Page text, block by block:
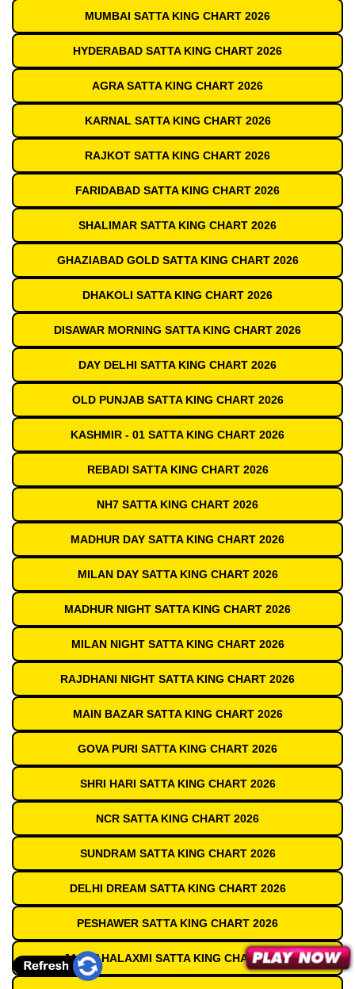
MUMBAI SATTA KING CHART 2026
HYDERABAD SATTA KING CHART 2026
AGRA SATTA KING CHART 2026
KARNAL SATTA KING CHART 2026
RAJKOT SATTA KING CHART 2026
FARIDABAD SATTA KING CHART 2026
SHALIMAR SATTA KING CHART 2026
GHAZIABAD GOLD SATTA KING CHART 2026
DHAKOLI SATTA KING CHART 2026
DISAWAR MORNING SATTA KING CHART 2026
DAY DELHI SATTA KING CHART 2026
OLD PUNJAB SATTA KING CHART 2026
KASHMIR - 01 SATTA KING CHART 2026
REBADI SATTA KING CHART 2026
NH7 SATTA KING CHART 2026
MADHUR DAY SATTA KING CHART 2026
MILAN DAY SATTA KING CHART 2026
MADHUR NIGHT SATTA KING CHART 2026
MILAN NIGHT SATTA KING CHART 2026
RAJDHANI NIGHT SATTA KING CHART 2026
MAIN BAZAR SATTA KING CHART 2026
GOVA PURI SATTA KING CHART 2026
SHRI HARI SATTA KING CHART 2026
NCR SATTA KING CHART 2026
SUNDRAM SATTA KING CHART 2026
DELHI DREAM SATTA KING CHART 2026
PESHAWER SATTA KING CHART 2026
JAI MAHALAXMI SATTA KING CHART 2026